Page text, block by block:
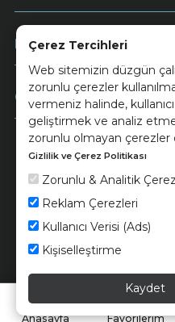
Çerez Tercihleri
Web sitemizin düzgün
zorunlu çerezler
vermeniz halinde,
geliştirmek ve analiz
zorunlu olmayan çerezler
Gizlilik ve Çerez Politikası
Zorunlu & Analitik
Reklam Çerezleri
Kullanıcı Verisi (Ads)
Kişiselleştirme
Kaydet
Müşteri Hizmetleri
Ödeme
© 2026 Ünsa Madencilik
Elektrik Üretim San. ve
Anasayfa Favorilerim